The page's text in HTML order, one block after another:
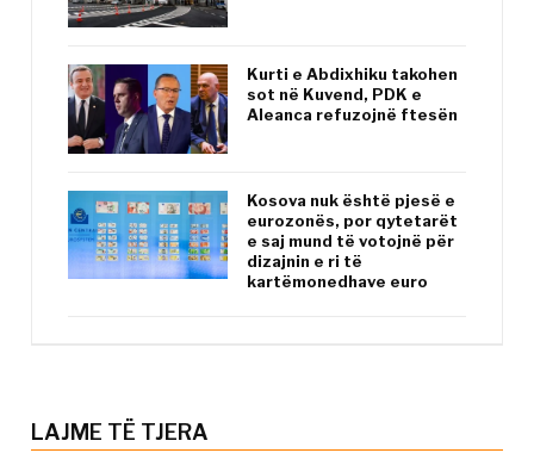
Kurti e Abdixhiku takohen
sot në Kuvend, PDK e
Aleanca refuzojnë ftesën
Kosova nuk është pjesë e
eurozonës, por qytetarët
e saj mund të votojnë për
dizajnin e ri të
kartëmonedhave euro
LAJME TË TJERA